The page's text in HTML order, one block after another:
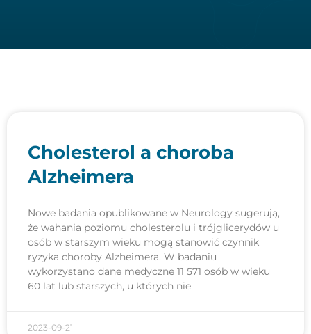
Cholesterol a choroba
Alzheimera
Nowe badania opublikowane w Neurology sugerują,
że wahania poziomu cholesterolu i trójglicerydów u
osób w starszym wieku mogą stanowić czynnik
ryzyka choroby Alzheimera. W badaniu
wykorzystano dane medyczne 11 571 osób w wieku
60 lat lub starszych, u których nie
2023-09-21